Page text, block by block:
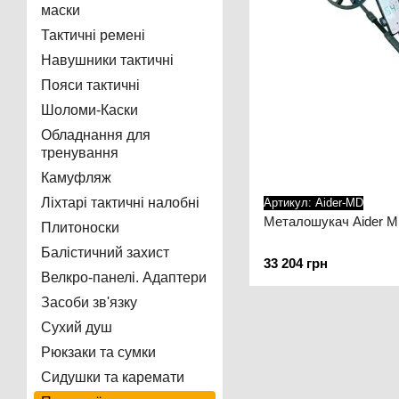
Артикул: Aider-MD
Металошукач Aider
33 204 грн
маски
Тактичні ремені
Навушники тактичні
Пояси тактичні
Шоломи-Каски
Обладнання для
тренування
Камуфляж
Ліхтарі тактичні налобні
Плитоноски
Балістичний захист
Велкро-панелі. Адаптери
Засоби зв'язку
Сухий душ
Рюкзаки та сумки
Сидушки та каремати